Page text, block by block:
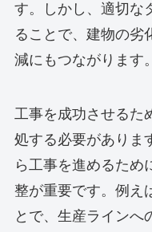
す。しかし、適切な
ることで、建物の劣
減にもつながります。
工事を成功させるた
処する必要がありま
ら工事を進めるため
整が重要です。例え
とで、生産ラインへ